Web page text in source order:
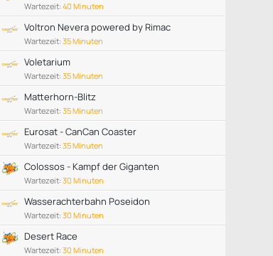
Wartezeit: 40 Minuten
Voltron Nevera powered by Rimac
Wartezeit: 35 Minuten
Voletarium
Wartezeit: 35 Minuten
Matterhorn-Blitz
Wartezeit: 35 Minuten
Eurosat - CanCan Coaster
Wartezeit: 35 Minuten
Colossos - Kampf der Giganten
Wartezeit: 30 Minuten
Wasserachterbahn Poseidon
Wartezeit: 30 Minuten
Desert Race
Wartezeit: 30 Minuten